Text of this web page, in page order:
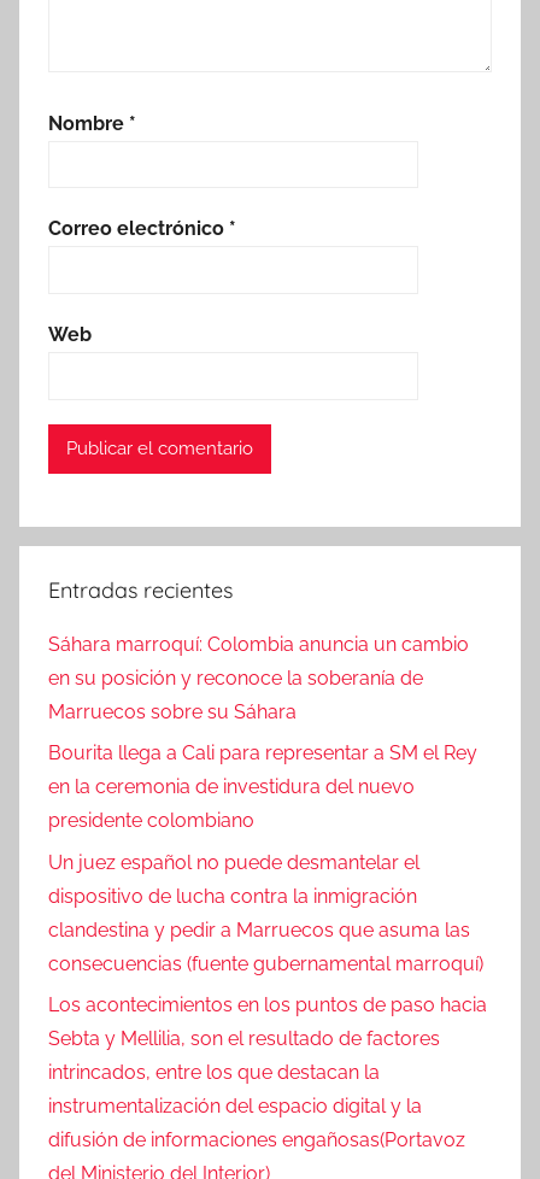
Nombre *
Correo electrónico *
Web
Entradas recientes
Sáhara marroquí: Colombia anuncia un cambio
en su posición y reconoce la soberanía de
Marruecos sobre su Sáhara
Bourita llega a Cali para representar a SM el Rey
en la ceremonia de investidura del nuevo
presidente colombiano
Un juez español no puede desmantelar el
dispositivo de lucha contra la inmigración
clandestina y pedir a Marruecos que asuma las
consecuencias (fuente gubernamental marroquí)
Los acontecimientos en los puntos de paso hacia
Sebta y Mellilia, son el resultado de factores
intrincados, entre los que destacan la
instrumentalización del espacio digital y la
difusión de informaciones engañosas(Portavoz
del Ministerio del Interior)